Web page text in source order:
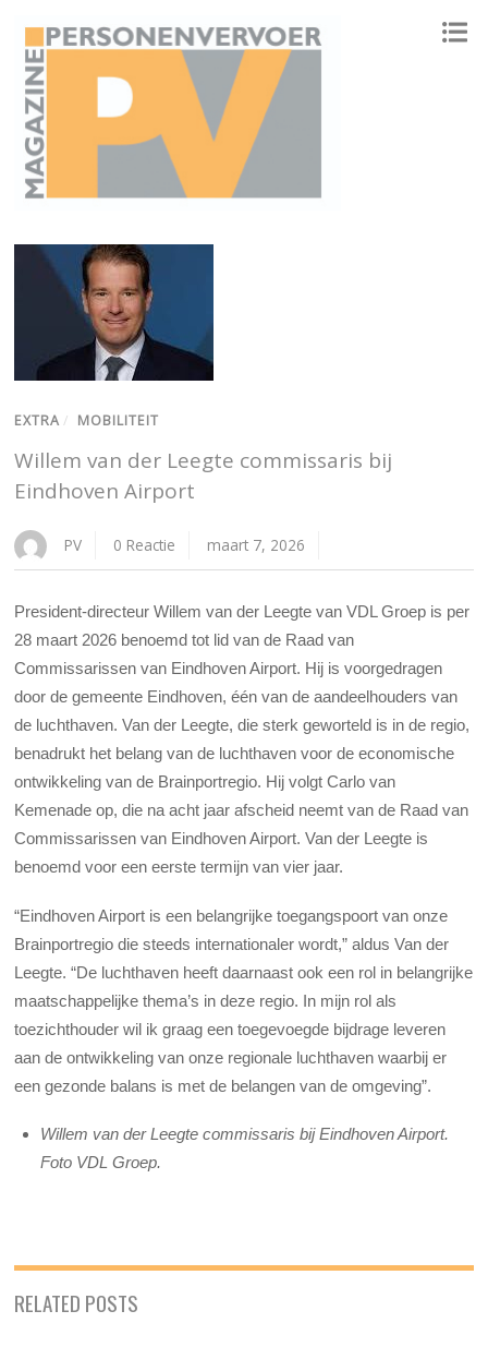
EXTRA / MOBILITEIT
Willem van der Leegte commissaris bij
Eindhoven Airport
PV 0 Reactie maart 7, 2026
President-directeur Willem van der Leegte van VDL Groep is per
28 maart 2026 benoemd tot lid van de Raad van
Commissarissen van Eindhoven Airport. Hij is voorgedragen
door de gemeente Eindhoven, één van de aandeelhouders van
de luchthaven. Van der Leegte, die sterk geworteld is in de regio,
benadrukt het belang van de luchthaven voor de economische
ontwikkeling van de Brainportregio. Hij volgt Carlo van
Kemenade op, die na acht jaar afscheid neemt van de Raad van
Commissarissen van Eindhoven Airport. Van der Leegte is
benoemd voor een eerste termijn van vier jaar.
“Eindhoven Airport is een belangrijke toegangspoort van onze
Brainportregio die steeds internationaler wordt,” aldus Van der
Leegte. “De luchthaven heeft daarnaast ook een rol in belangrijke
maatschappelijke thema’s in deze regio. In mijn rol als
toezichthouder wil ik graag een toegevoegde bijdrage leveren
aan de ontwikkeling van onze regionale luchthaven waarbij er
een gezonde balans is met de belangen van de omgeving”.
Willem van der Leegte commissaris bij Eindhoven Airport.
Foto VDL Groep.
RELATED POSTS